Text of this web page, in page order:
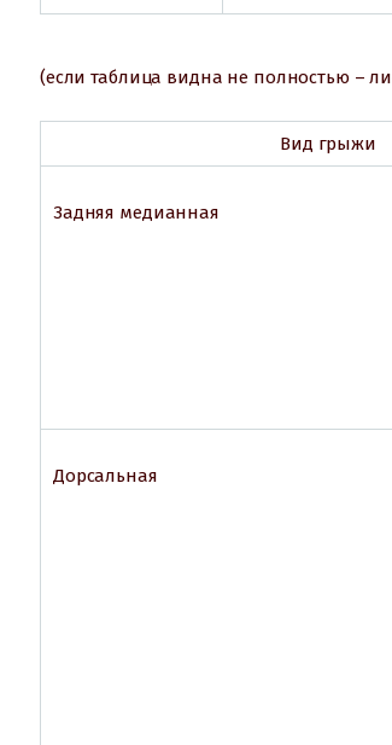
(если таблица видна не полностью –
Вид грыжи
Задняя медианная
Дорсальная